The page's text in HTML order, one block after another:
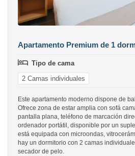
Apartamento Premium de 1
Tipo de cama
2 Camas individuales
Este apartamento moderno dispone de
Ofrece zona de estar amplia con sofá
pantalla plana, teléfono de marcación
ordenador portátil, disponible por un
está equipada con microondas,
hay un dormitorio con 2 camas
secador de pelo.